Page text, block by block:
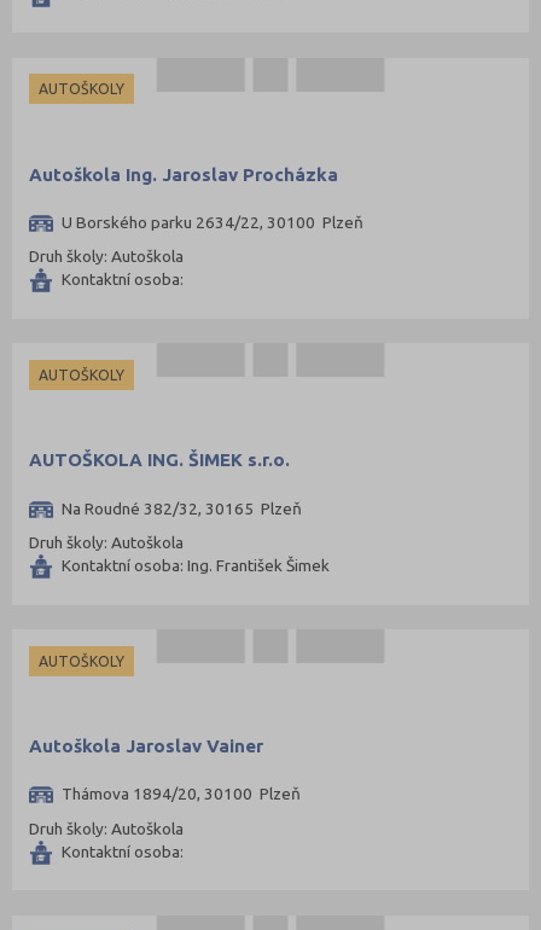
AUTOŠKOLY
Autoškola Ing. Jaroslav Procházka
U Borského parku 2634/22, 30100 Plzeň
Druh školy: Autoškola
Kontaktní osoba:
AUTOŠKOLY
AUTOŠKOLA ING. ŠIMEK s.r.o.
Na Roudné 382/32, 30165 Plzeň
Druh školy: Autoškola
Kontaktní osoba: Ing. František Šimek
AUTOŠKOLY
Autoškola Jaroslav Vainer
Thámova 1894/20, 30100 Plzeň
Druh školy: Autoškola
Kontaktní osoba: